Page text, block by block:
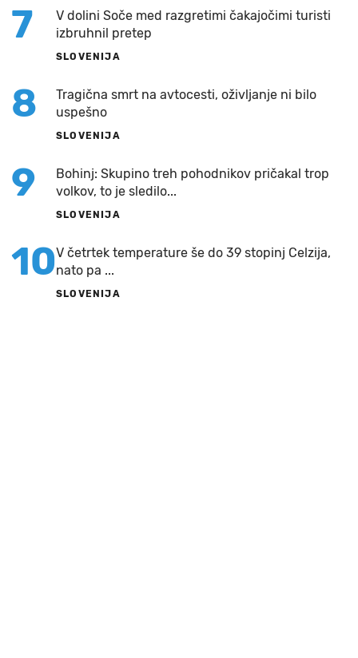
7
V dolini Soče med razgretimi čakajočimi turisti
izbruhnil pretep
SLOVENIJA
8
Tragična smrt na avtocesti, oživljanje ni bilo
uspešno
SLOVENIJA
9
Bohinj: Skupino treh pohodnikov pričakal trop
volkov, to je sledilo...
SLOVENIJA
10V četrtek temperature še do 39 stopinj Celzija,
nato pa ...
SLOVENIJA